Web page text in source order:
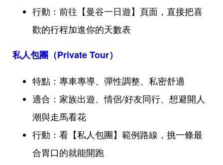
行動：前往【曼谷一日遊】頁面，直接把喜
歡的行程加進你的天數表
私人包團（Private Tour）
特點：專車專導、彈性調整、私密舒適
適合：家族出遊、情侶/好友同行、想避開人
潮與走馬看花
行動：看【私人包團】範例路線，挑一條最
合胃口的就能開跑